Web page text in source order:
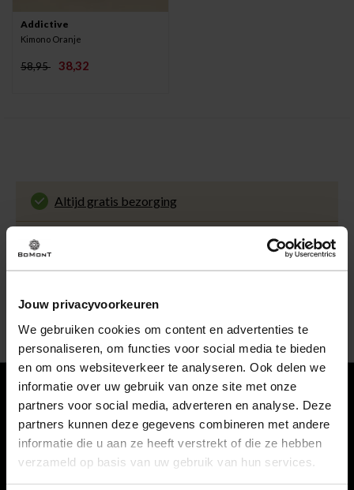
Jouw privacyvoorkeuren
We gebruiken cookies om content en advertenties te
personaliseren, om functies voor social media te bieden
en om ons websiteverkeer te analyseren. Ook delen we
informatie over uw gebruik van onze site met onze
partners voor social media, adverteren en analyse. Deze
partners kunnen deze gegevens combineren met andere
informatie die u aan ze heeft verstrekt of die ze hebben
verzameld op basis van uw gebruik van hun services.
Addictive
Kimono Oranje
58,95 38,32
Altijd gratis bezorging
En binnen 1 tot 3 werkdagen door DHL
Onze klanten beoordelen ons met een 9.5 uit 10
Gemakkelijk en voordelig via de DHL Parcelshop
5% spaarbonus
met je account en ontvang 5% van het bedrag
terug in de vorm van een waardecheque.
Vragen
0118 586 400
Maandag t/m vrijdag van 08.30 tot 17.00 uur.